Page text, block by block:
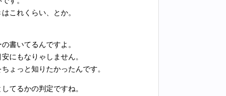
これくらい、とか。
書いてるんですよ。
にもなりゃしません。
ょっと知りたかったんです。
てるかの判定ですね。